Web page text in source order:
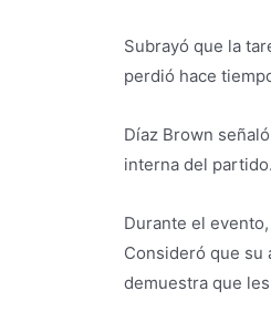
Subrayó que la
perdió hace
Díaz Brown
interna del
Durante el
Consideró que su
demuestra que